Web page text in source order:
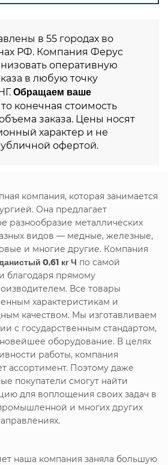
в 55 городах во
РФ. Компания Ферус
оперативную
в любую точку
Обращаем ваше
конечная стоимость
заказа. Цены носят
характер и не
офертой.
компания, которая занимается
Она предлагает
разнообразие металлических
видов — медные, железные,
и многие другие. Компания
0,61 кг Ч по самой
благодаря прямому
Все товары
характеристикам и
качеством. Мы изготавливаем
с государственным стандартом,
оборудование. В целях
работы, компания
ассортимент. Поэтому даже
покупатели смогут найти
для воплощения своих задач в
и многих других
наша компания заняла большую